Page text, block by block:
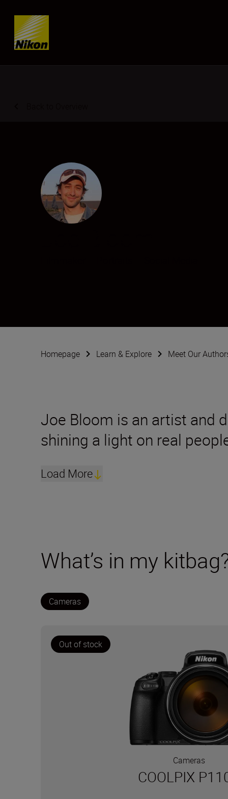
Skip content
Homepage Learn & Explore Meet Our
Joe Bloom is an artist and
shining a light on real
Load More
What’s in my
Cameras
Out of stock
Cameras
COOLPIX